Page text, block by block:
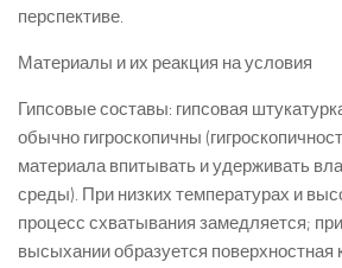
перспективе.
Материалы и их реакция на условия
Гипсовые составы: гипсовая
обычно гигроскопичны
материала впитывать и удерживать
среды). При низких температурах и
процесс схватывания замедляется;
высыхании образуется поверхностная